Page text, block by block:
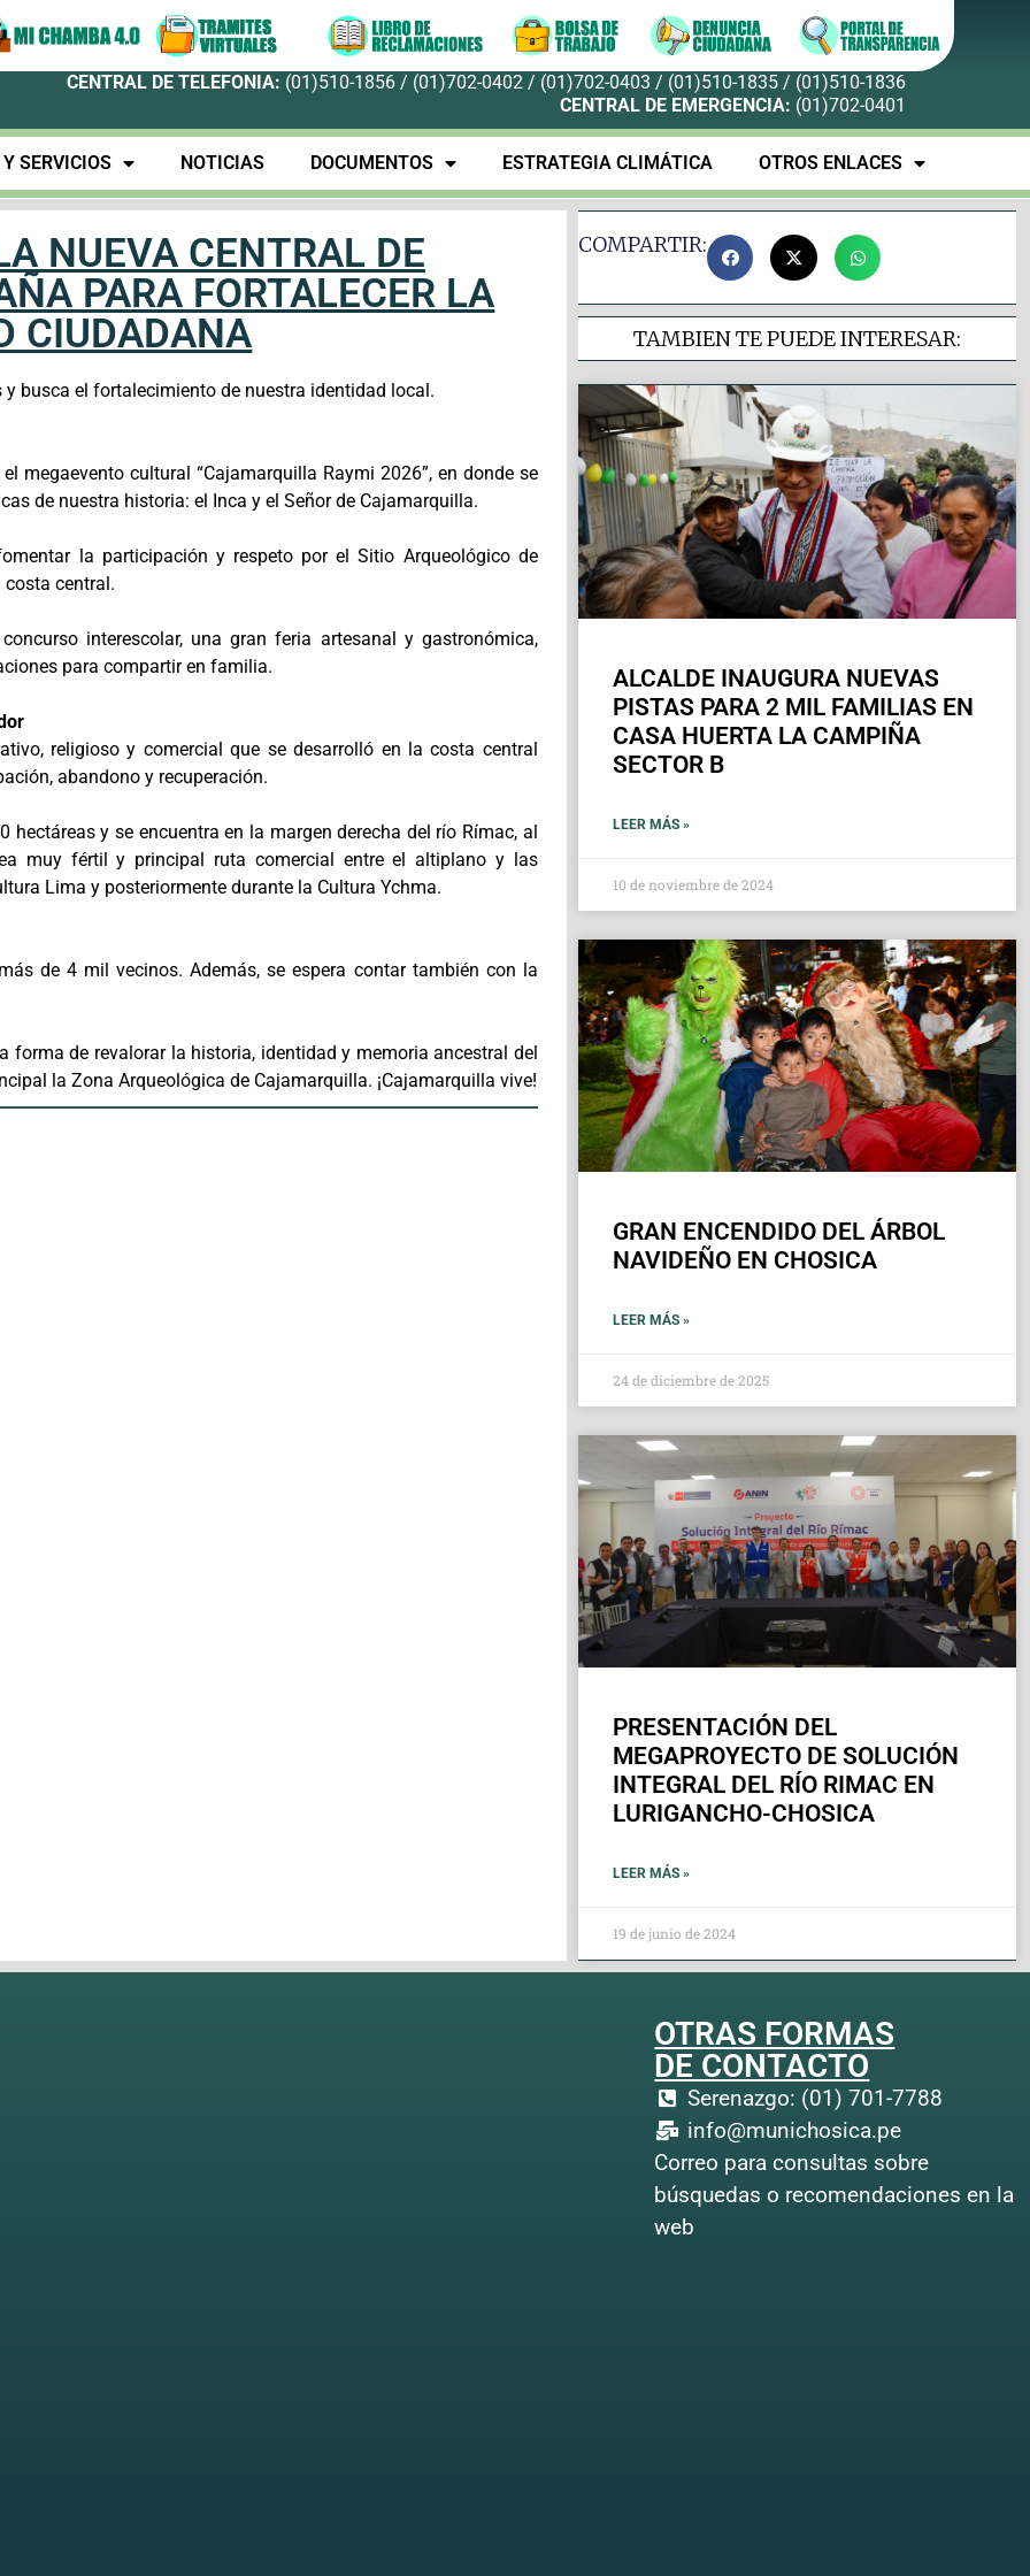
CENTRAL DE TELEFONIA: (01)510-1856 / (01)702-0402 / (01)702-0403 / (01)510-1835 / (01)510-1836
CENTRAL DE EMERGENCIA: (01)702-0401
SERVICIOS NOTICIAS DOCUMENTOS ESTRATEGIA CLIMÁTICA OTROS ENLACES
NUEVA CENTRAL DE
PARA FORTALECER LA
CIUDADANA
busca el fortalecimiento de nuestra identidad local.
megaevento cultural “Cajamarquilla Raymi 2026”, en donde se
de nuestra historia: el Inca y el Señor de Cajamarquilla.
la participación y respeto por el Sitio Arqueológico de
costa central.
interescolar, una gran feria artesanal y gastronómica,
para compartir en familia.
religioso y comercial que se desarrolló en la costa central
abandono y recuperación.
y se encuentra en la margen derecha del río Rímac, al
muy fértil y principal ruta comercial entre el altiplano y las
Lima y posteriormente durante la Cultura Ychma.
de 4 mil vecinos. Además, se espera contar también con la
forma de revalorar la historia, identidad y memoria ancestral del
la Zona Arqueológica de Cajamarquilla. ¡Cajamarquilla vive!
COMPARTIR:
TAMBIEN TE PUEDE INTERESAR:
ALCALDE INAUGURA NUEVAS
PISTAS PARA 2 MIL FAMILIAS EN
CASA HUERTA LA CAMPIÑA
SECTOR B
LEER MÁS »
10 de noviembre de 2024
GRAN ENCENDIDO DEL ÁRBOL
NAVIDEÑO EN CHOSICA
LEER MÁS »
24 de diciembre de 2025
PRESENTACIÓN DEL
MEGAPROYECTO DE SOLUCIÓN
INTEGRAL DEL RÍO RIMAC EN
LURIGANCHO-CHOSICA
LEER MÁS »
19 de junio de 2024
OTRAS FORMAS
DE CONTACTO
Serenazgo: (01) 701-7788
info@munichosica.pe
Correo para consultas sobre
búsquedas o recomendaciones en la
web